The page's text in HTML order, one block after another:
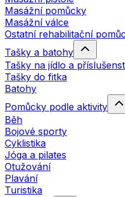
Masážní pomůcky
Masážní válce
Ostatní rehabilitační
Tašky a batohy
Tašky na jídlo a
Tašky do fitka
Batohy
Pomůcky podle aktivity
Běh
Bojové sporty
Cyklistika
Jóga a pilates
Otužování
Plavání
Turistika